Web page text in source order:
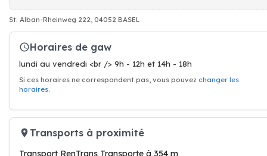
St. Alban-Rheinweg 222, 04052 BASEL
Horaires de gaw
lundi au vendredi <br /> 9h - 12h et 14h - 18h
Si ces horaires ne correspondent pas, vous pouvez changer les
horaires.
Transports à proximité
Transport RenTrans Transporte à 354 m